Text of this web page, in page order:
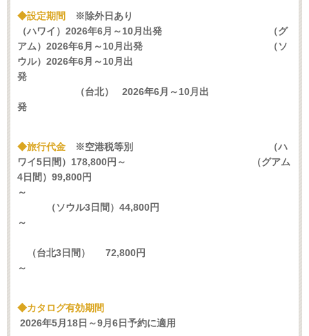
◆設定期間
※除外日あり
（ハワイ）2026年6月～10月出発 （グ
アム）2026年6月～10月出発 （ソ
ウル）2026年6月～10月出
発
（台北） 2026年6月～10月出
発
◆旅行代金 ※空港税等別
（ハ
ワイ5日間）178,800円～
（グアム
4日間）99,800円
～
（ソウル3日間）44,800円
～
（台北3日間） 72,800円
～
◆カタログ有効期間
2026年5月18日～9月6日予約に適用